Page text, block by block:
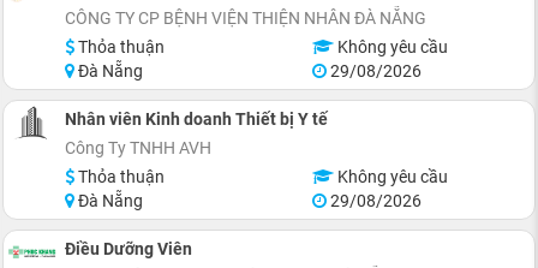
CÔNG TY CP BỆNH VIỆN THIỆN NHÂN ĐÀ NẴNG
Thỏa thuận
Không yêu cầu
Đà Nẵng
29/08/2026
Nhân viên Kinh doanh Thiết bị Y tế
Công Ty TNHH AVH
Thỏa thuận
Không yêu cầu
Đà Nẵng
29/08/2026
Điều Dưỡng Viên